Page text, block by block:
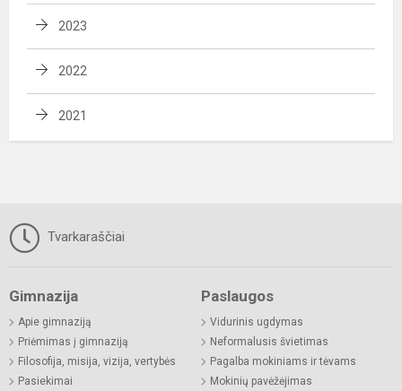
2023
2022
2021
Tvarkaraščiai
Gimnazija
Apie gimnaziją
Priėmimas į gimnaziją
Filosofija, misija, vizija, vertybės
Pasiekimai
Paslaugos
Vidurinis ugdymas
Neformalusis švietimas
Pagalba mokiniams ir tėvams
Mokinių pavėžėjimas